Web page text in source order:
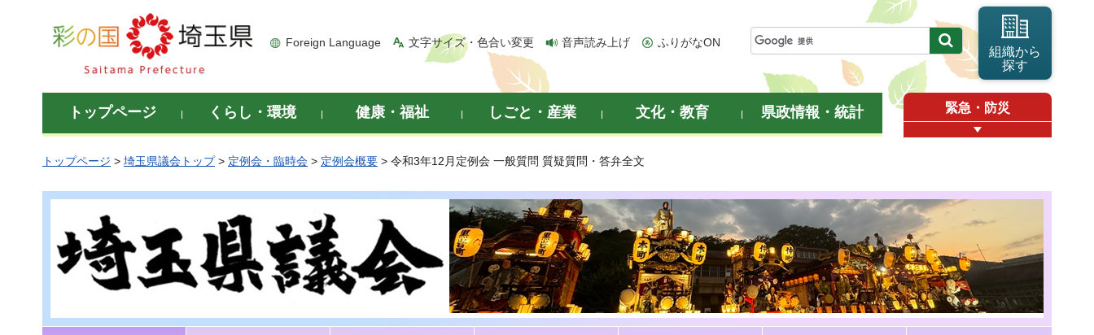
彩の国 埼玉県
Foreign Language 文字サイズ・色合い変更 音声読み上げ ふりがなON
組織から
探す
トップページ くらし・環境 健康・福祉 しごと・産業 文化・教育 県政情報・統計 緊急・防災
トップページ > 埼玉県議会トップ> 定例会・臨時会 > 定例会概要 > 令和3年12月定例会 一般質問 質疑質問・答弁全文